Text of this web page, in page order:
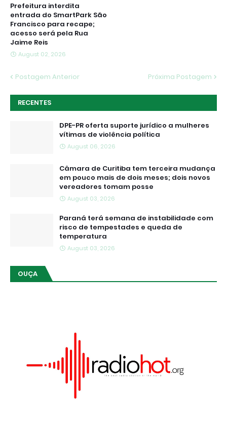
Prefeitura interdita
entrada do SmartPark São
Francisco para recape;
acesso será pela Rua
Jaime Reis
August 02, 2026
Postagem Anterior Próxima Postagem
RECENTES
DPE-PR oferta suporte jurídico a mulheres
vítimas de violência política
August 06, 2026
Câmara de Curitiba tem terceira mudança
em pouco mais de dois meses; dois novos
vereadores tomam posse
August 03, 2026
Paraná terá semana de instabilidade com
risco de tempestades e queda de
temperatura
August 03, 2026
OUÇA